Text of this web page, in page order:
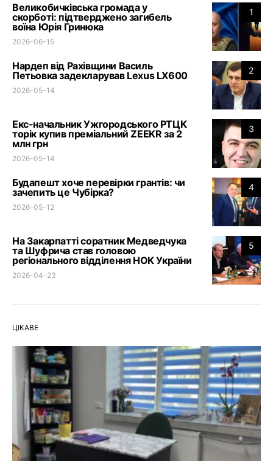
1
Великобичківська громада у
скорботі: підтверджено загибель
воїна Юрія Гринюка
2026-06-15
2
Нардеп від Рахівщини Василь
Петьовка задекларував Lexus LX600
2026-05-14
3
Екс-начальник Ужгородського РТЦК
торік купив преміальний ZEEKR за 2
млн грн
2026-05-14
4
Будапешт хоче перевірки грантів: чи
зачепить це Чубірка?
2026-05-12
5
На Закарпатті соратник Медведчука
та Шуфрича став головою
регіонального відділення НОК України
2026-04-23
ЦІКАВЕ